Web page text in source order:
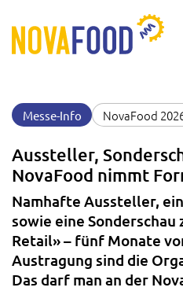
Messe-Info NovaFood
Aussteller,
NovaFood nimmt
Namhafte Aussteller,
sowie eine Sonderschau
Retail» – fünf Monate
Austragung sind die
Das darf man an der